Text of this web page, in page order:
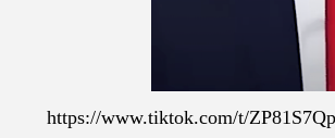
https://www.tiktok.com/t/